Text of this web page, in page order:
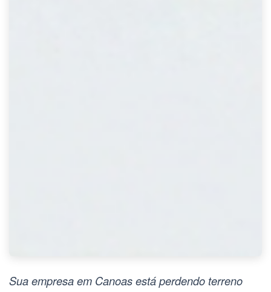
Sua empresa em Canoas está perdendo terreno